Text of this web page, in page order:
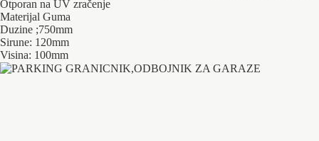
Otporan na UV zračenje
Materijal Guma
Duzine ;750mm
Sirune: 120mm
Visina: 100mm